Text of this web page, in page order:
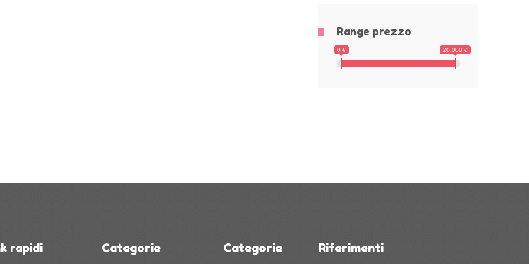
Range prezzo
0 € 20 000 €
rapidi Categorie Categorie Riferimenti